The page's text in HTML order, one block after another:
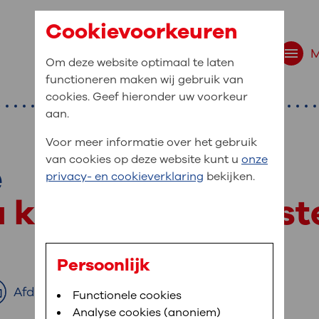
navigatie
bent u naar op
,MijnOLVG,Digitalisering
medische gegevens
In MijnOLVG kunt u uw medische
het u uitkomt. OLVG breidt MijnOLVG
kiezen we de
Afdrukken
Cookievoorkeuren
Om deze website optimaal te laten
functioneren maken wij gebruik van
cookies. Geef hieronder uw voorkeur
aan.
Voor meer informatie over het gebruik
van cookies op deze website kunt u onze
privacy- en cookieverklaring bekijken.
Persoonlijk
Functionele cookies
Analyse cookies (anoniem)